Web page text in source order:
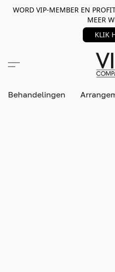
WORD VIP-MEMBER EN
MEER
KLIK
Behandelingen